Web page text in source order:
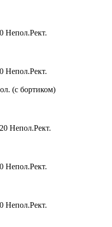
Непол.Рект.
Непол.Рект.
(с бортиком)
Непол.Рект.
Непол.Рект.
Непол.Рект.